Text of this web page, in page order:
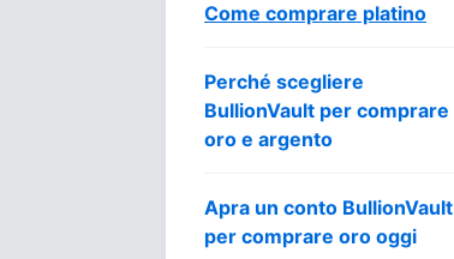
Come comprare platino
Perché scegliere
BullionVault per comprare
oro e argento
Apra un conto BullionVault
per comprare oro oggi